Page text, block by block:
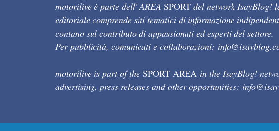
motorilive è parte dell' AREA SPORT del network IsayBlog!
editoriale comprende siti tematici di informazione
contano sul contributo di appassionati ed esperti del settore.
Per pubblicità, comunicati e collaborazioni:
motorilive is part of the SPORT AREA in the IsayBlog!
advertising, press releases and other opportunities: